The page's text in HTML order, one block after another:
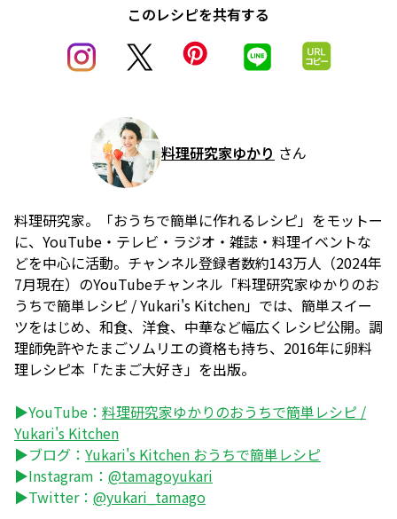
このレシピを共有する
料理研究家ゆかり さん
料理研究家。「おうちで簡単に作れるレシピ」をモットー
に、YouTube・テレビ・ラジオ・雑誌・料理イベントな
どを中心に活動。チャンネル登録者数約143万人（2024年
7月現在）のYouTubeチャンネル「料理研究家ゆかりのお
うちで簡単レシピ / Yukari's Kitchen」では、簡単スイー
ツをはじめ、和食、洋食、中華など幅広くレシピ公開。調
理師免許やたまごソムリエの資格も持ち、2016年に卵料
理レシピ本「たまご大好き」を出版。
▶YouTube： 料理研究家ゆかりのおうちで簡単レシピ /
Yukari's Kitchen
▶ブログ： Yukari's Kitchen おうちで簡単レシピ
▶Instagram： @tamagoyukari
▶Twitter： @yukari_tamago